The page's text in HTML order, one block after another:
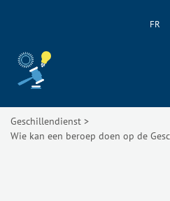
FR
Geschillendienst >
Wie kan een beroep doen op de